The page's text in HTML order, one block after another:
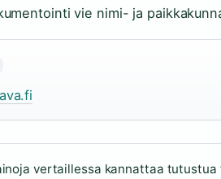
vie nimi- ja
vertaillessa kannattaa tutustua